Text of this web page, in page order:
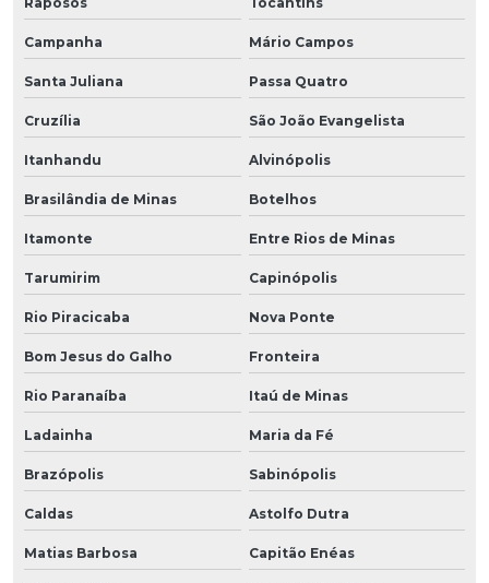
Campanha Mário Campos
Santa Juliana Passa Quatro
Cruzília São João Evangelista
Itanhandu Alvinópolis
Brasilândia de Minas Botelhos
Itamonte Entre Rios de Minas
Tarumirim Capinópolis
Rio Piracicaba Nova Ponte
Bom Jesus do Galho Fronteira
Rio Paranaíba Itaú de Minas
Ladainha Maria da Fé
Brazópolis Sabinópolis
Caldas Astolfo Dutra
Matias Barbosa Capitão Enéas